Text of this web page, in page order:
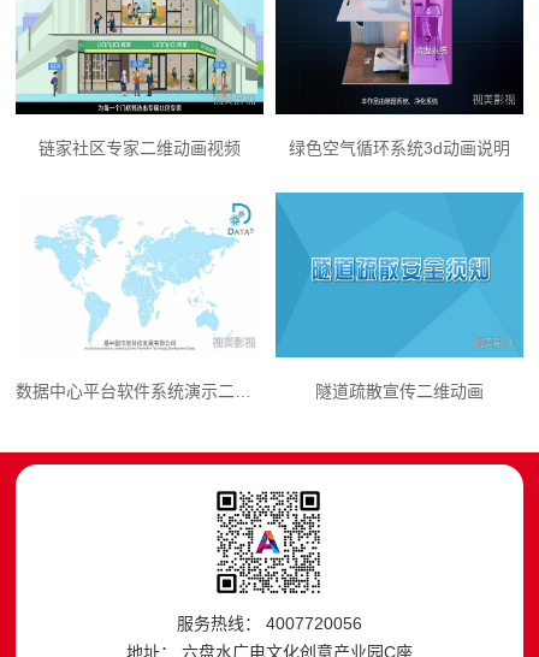
链家社区专家二维动画视频 绿色空气循环系统3d动画说明
隧道疏散宣传二维动画
服务热线： 4007720056
地址： 六盘水广电文化创意产业园C座